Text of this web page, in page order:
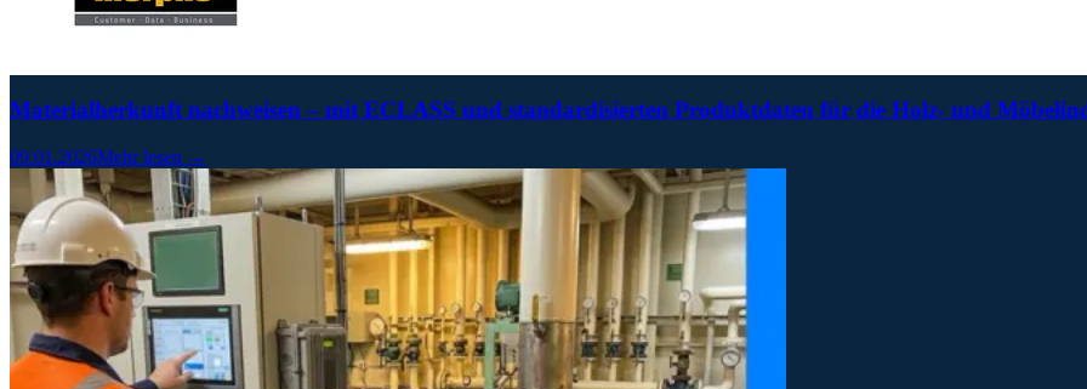
Materialherkunft nachweisen – mit ECLASS und standardisierten Produktdaten für die Holz- und
09.01.2026Mehr lesen →